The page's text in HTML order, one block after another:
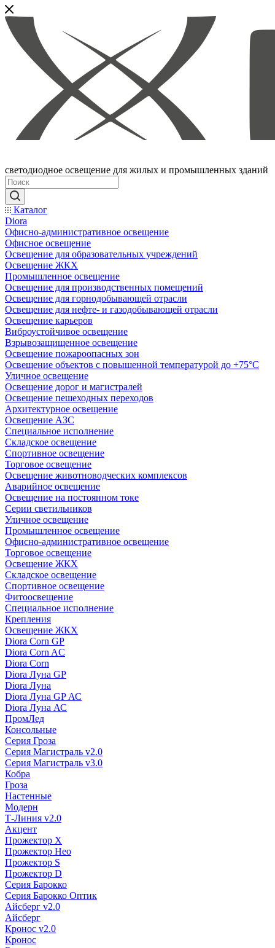
светодиодное освещение для жилых и промышленных зданий
Каталог
Diora
Офисно-административное освещение
Офисное освещение
Освещение для образовательных учреждений
Освещение ЖКХ
Промышленное освещение
Освещение для производственных помещений
Освещение для горнодобывающей отрасли
Освещение для нефте- и газодобывающей отрасли
Освещение карьеров
Виброустойчивое освещение
Взрывозащищенное освещение
Освещение пожароопасных зон
Освещение объектов с повышенной температурой до +75°C
Уличное освещение
Освещение дорог и магистралей
Освещение пешеходных переходов
Архитектурное освещение
Освещение АЗС
Специальное исполнение
Складское освещение
Спортивное освещение
Торговое освещение
Освещение животноводческих комплексов
Аварийное освещение
Освещение на постоянном токе
Серии светильников
Уличное освещение
Промышленное освещение
Офисно-административное освещение
Торговое освещение
Освещение ЖКХ
Складское освещение
Спортивное освещение
Фитоосвещение
Специальное исполнение
Крепления
Освещение ЖКХ
Diora Corn GP
Diora Corn AC
Diora Corn
Diora Луна GP
Diora Луна
Diora Луна GP АС
Diora Луна АС
ПромЛед
Консольные
Серия Гроза
Серия Магистраль v2.0
Серия Магистраль v3.0
Кобра
Гроза
Настенные
Модерн
Т-Линия v2.0
Акцент
Прожектор X
Прожектор Нео
Прожектор S
Прожектор D
Серия Барокко
Серия Барокко Оптик
Айсберг v2.0
Айсберг
Кронос v2.0
Кронос